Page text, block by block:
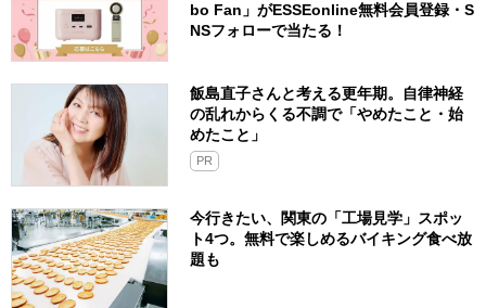
bo Fan」がESSEonline無料会員登録・S
NSフォローで当たる！
飯島直子さんと考える更年期。自律神経
の乱れからくる不調で「やめたこと・始
めたこと」
PR
今行きたい、関東の「工場見学」スポッ
ト4つ。無料で楽しめるバイキング食べ放
題も